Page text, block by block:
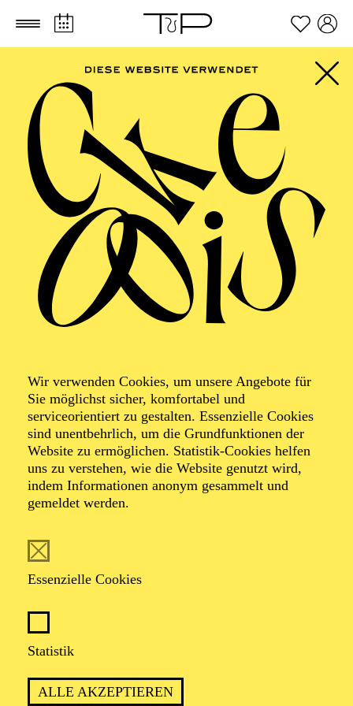
Zum Hauptinhalt springen Zum Footer springen
Wir verwenden Cookies, um unsere Angebote für
Sie möglichst sicher, komfortabel und
serviceorientiert zu gestalten. Essenzielle Cookies
sind unentbehrlich, um die Grundfunktionen der
Website zu ermöglichen. Statistik-Cookies helfen
uns zu verstehen, wie die Website genutzt wird,
indem Informationen anonym gesammelt und
gemeldet werden.
Essenzielle Cookies
Statistik
ALLE AKZEPTIEREN
Foto: Johan Sandberg
Floriane Kleinpaß
Schauspiel-Ensemble
Nach Engagements in Bremerhaven und
Ensemblemitglied am Schauspiel Essen. Im selben Jahr
Rheinland verliehen.
Neben der Theaterarbeit hat sie diverse Hörbücher